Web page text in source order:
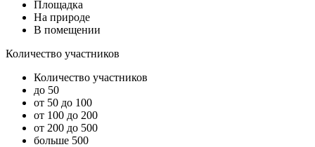
Площадка
На природе
В помещении
Количество участников
Количество участников
до 50
от 50 до 100
от 100 до 200
от 200 до 500
больше 500